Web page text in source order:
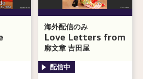
海外配信のみ
Love Letters from
the Pleasure
Quarters
廓文章 吉田屋